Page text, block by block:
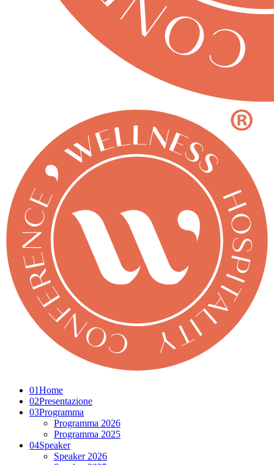
01Home
02Presentazione
03Programma
Programma 2026
Programma 2025
04Speaker
Speaker 2026